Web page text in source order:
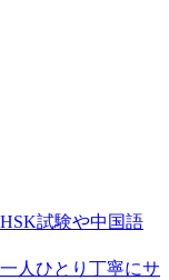
試験や中国語
人ひとり丁寧にサ